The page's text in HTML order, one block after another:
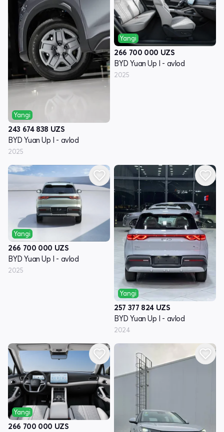
Yangi
243 674 838 UZS
BYD Yuan Up I - avlod
2025
Yangi
266 700 000 UZS
BYD Yuan Up I - avlod
2025
Yangi
266 700 000 UZS
BYD Yuan Up I - avlod
2025
Yangi
257 377 824 UZS
BYD Yuan Up I - avlod
2024
Yangi
266 700 000 UZS